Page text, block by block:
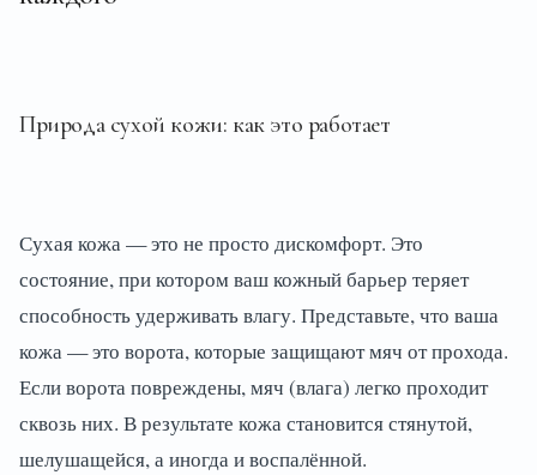
Природа сухой кожи: как это работает
Сухая кожа — это не просто дискомфорт. Это
состояние, при котором ваш кожный барьер теряет
способность удерживать влагу. Представьте, что ваша
кожа — это ворота, которые защищают мяч от прохода.
Если ворота повреждены, мяч (влага) легко проходит
сквозь них. В результате кожа становится стянутой,
шелушащейся, а иногда и воспалённой.